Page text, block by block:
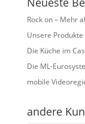
Rock on – Mehr
Unsere
Die Küche im
Die ML-
mobile
andere